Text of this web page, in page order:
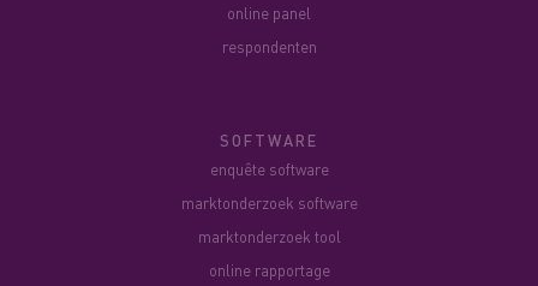
online panel
respondenten
SOFTWARE
enquête software
marktonderzoek software
marktonderzoek tool
online rapportage